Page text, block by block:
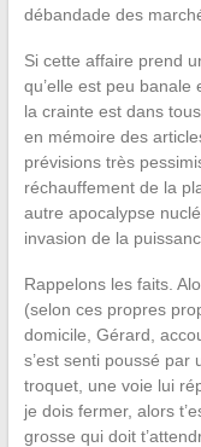
débandade des
Si cette affaire prend
qu’elle est peu banale
la crainte est dans
en mémoire des
prévisions très
réchauffement de la
autre apocalypse
invasion de la
Rappelons les faits.
(selon ces propres
domicile, Gérard,
s’est senti poussé par
troquet, une voie lui
je dois fermer, alors
grosse qui doit